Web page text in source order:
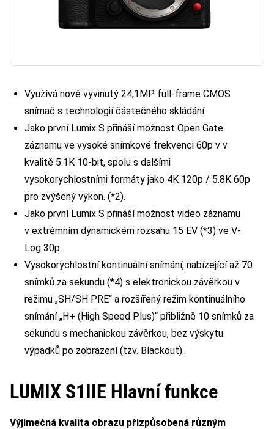
Využívá nově vyvinutý 24,1MP full-frame CMOS
snímač s technologií částečného skládání.
Jako první Lumix S přináší možnost Open Gate
záznamu ve vysoké snímkové frekvenci 60p v v
kvalitě 5.1K 10-bit, spolu s dalšími
vysokorychlostními formáty jako 4K 120p / 5.8K 60p
pro zvýšený výkon. (*2).
Jako první Lumix S přináší možnost video záznamu
v extrémním dynamickém rozsahu 15 EV (*3) ve V-
Log 30p .
Vysokorychlostní kontinuální snímání, nabízející až 70
snímků za sekundu (*4) s elektronickou závěrkou v
režimu „SH/SH PRE“ a rozšířený režim kontinuálního
snímání „H+ (High Speed Plus)“ přibližně 10 snímků za
sekundu s mechanickou závěrkou, bez výskytu
výpadků po zobrazení (tzv. Blackout)..
LUMIX S1IIE Hlavní funkce
Výjimečná kvalita obrazu přizpůsobená různým